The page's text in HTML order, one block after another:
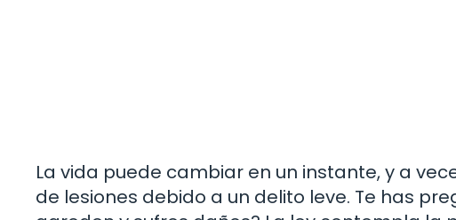
La vida puede cambiar en un instante, y a
de lesiones debido a un delito leve. Te has